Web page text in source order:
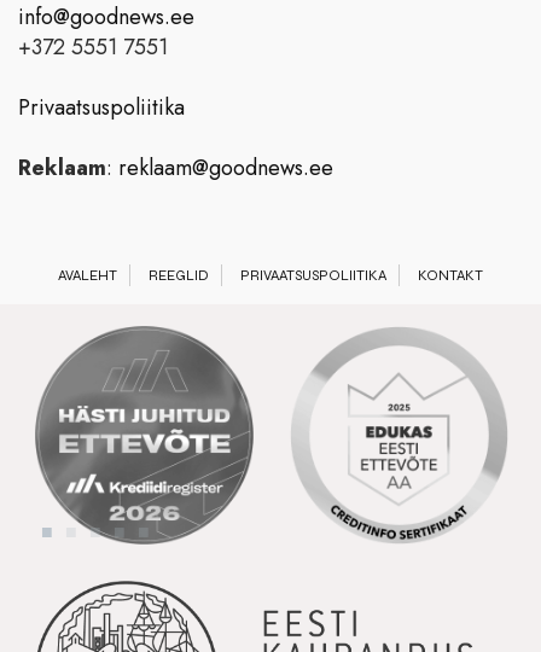
info@goodnews.ee
+372 5551 7551
Privaatsuspoliitika
Reklaam: reklaam@goodnews.ee
AVALEHT REEGLID PRIVAATSUSPOLIITIKA KONTAKT